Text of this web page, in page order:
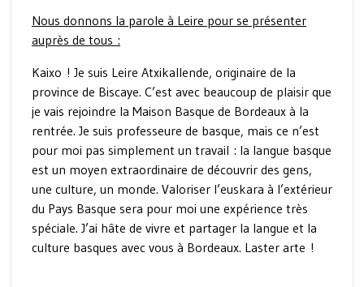
Nous donnons la parole à Leire pour se présenter
auprès de tous :
Kaixo ! Je suis Leire Atxikallende, originaire de la
province de Biscaye. C’est avec beaucoup de plaisir que
je vais rejoindre la Maison Basque de Bordeaux à la
rentrée. Je suis professeure de basque, mais ce n’est
pour moi pas simplement un travail : la langue basque
est un moyen extraordinaire de découvrir des gens,
une culture, un monde. Valoriser l’euskara à l’extérieur
du Pays Basque sera pour moi une expérience très
spéciale. J’ai hâte de vivre et partager la langue et la
culture basques avec vous à Bordeaux. Laster arte !